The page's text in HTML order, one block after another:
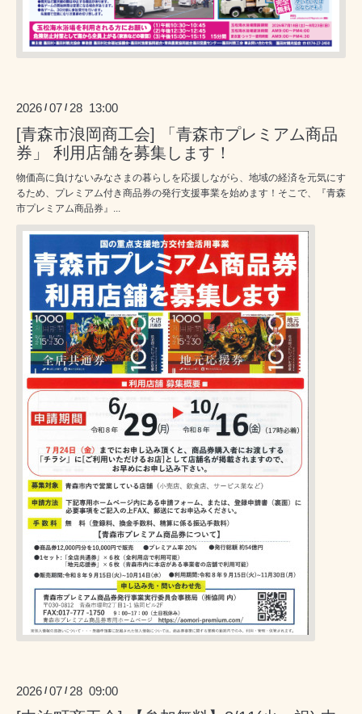
2026 /07 / 28 13:00
[青森市浪岡商工会] 「青森市プレミアム商品
券」 利用店舗を募集します！
物価高に負けないみなさまの暮らしを応援しながら、地域の経済を元気にす
るため、プレミアム付き商品券の発行支援事業を始めます！そこで、『青森
市プレミアム商品券』...
2026 /07 / 28 09:00